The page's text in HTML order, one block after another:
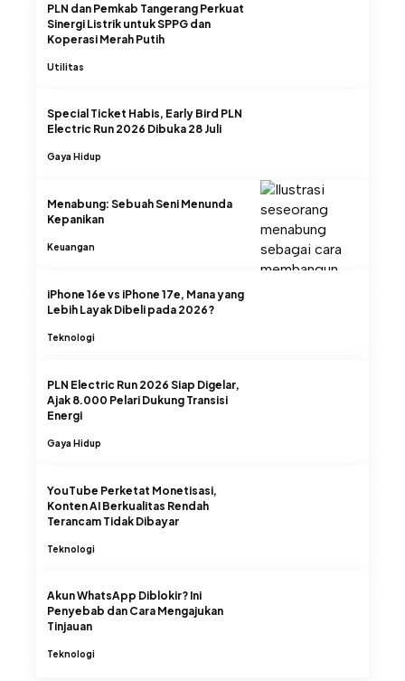
PLN dan Pemkab Tangerang Perkuat
Sinergi Listrik untuk SPPG dan
Koperasi Merah Putih
Utilitas
Special Ticket Habis, Early Bird PLN
Electric Run 2026 Dibuka 28 Juli
Gaya Hidup
Menabung: Sebuah Seni Menunda
Kepanikan
Keuangan
iPhone 16e vs iPhone 17e, Mana yang
Lebih Layak Dibeli pada 2026?
Teknologi
PLN Electric Run 2026 Siap Digelar,
Ajak 8.000 Pelari Dukung Transisi
Energi
Gaya Hidup
YouTube Perketat Monetisasi,
Konten AI Berkualitas Rendah
Terancam Tidak Dibayar
Teknologi
Akun WhatsApp Diblokir? Ini
Penyebab dan Cara Mengajukan
Tinjauan
Teknologi